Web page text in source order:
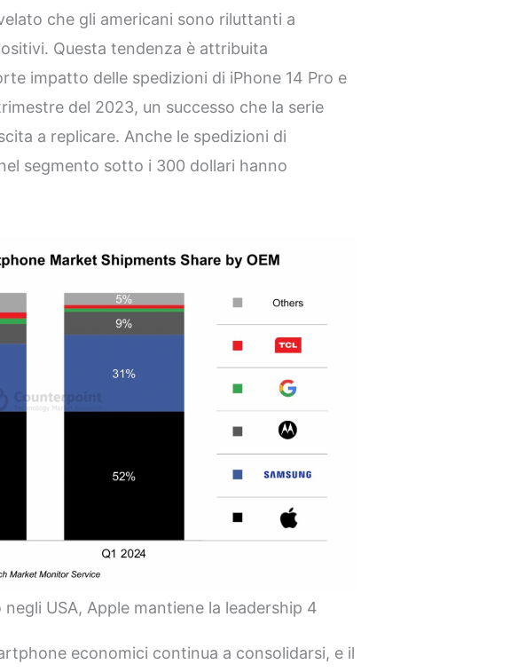
che gli americani sono riluttanti a
Questa tendenza è attribuita
impatto delle spedizioni di iPhone 14 Pro e
del 2023, un successo che la serie
a replicare. Anche le spedizioni di
segmento sotto i 300 dollari hanno
USA, Apple mantiene la leadership 4
economici continua a consolidarsi, e il